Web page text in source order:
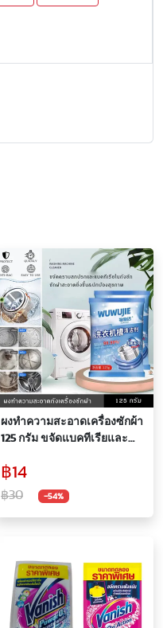
ผงทำความสะอาดเครื่องซักผ้า
125 กรัม ขจัดแบคทีเรียและ
Washing Machine Anti-
Bacterial 125 ml.
฿14
฿30 -54%